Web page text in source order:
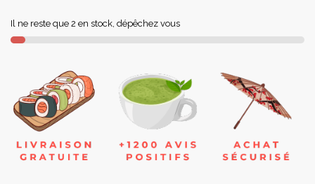
Il ne reste que 2 en stock, dépêchez vous